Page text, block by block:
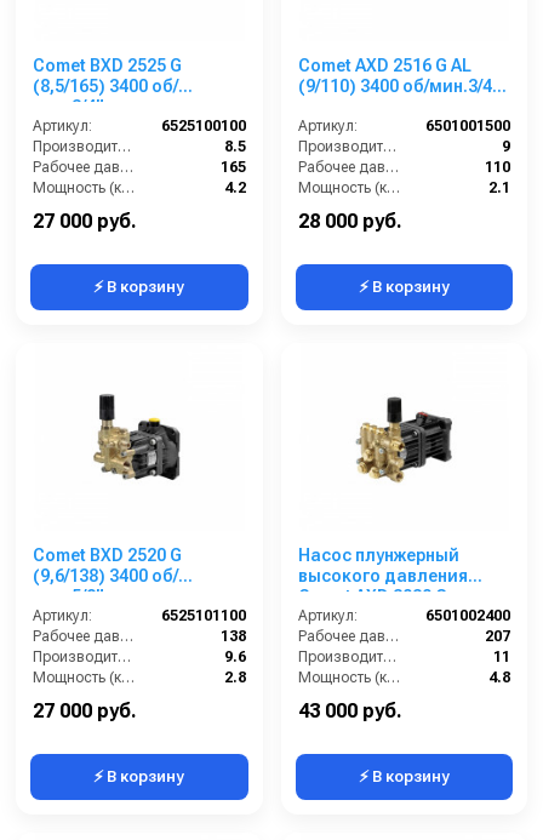
Comet BXD 2525 G
(8,5/165) 3400 об/
мин.3/4” п.в.
Артикул:
6525100100
Производительность (л/мин):
8.5
Рабочее давление (бар):
165
Мощность (кВт):
4.2
Обороты двигателя (об/мин):
27 000 руб.
⚡ В корзину
Comet AXD 2516 G AL
(9/110) 3400 об/мин.3/4”
Артикул:
6501001500
Производительность (л/мин):
9
Рабочее давление (бар):
110
Мощность (кВт):
2.1
Обороты двигателя (об/мин):
28 000 руб.
⚡ В корзину
Comet BXD 2520 G
(9,6/138) 3400 об/
мин.5/8” п.в.
Артикул:
6525101100
Рабочее давление (бар):
138
Производительность (л/мин):
9.6
Мощность (кВт):
2.8
Обороты двигателя (об/мин):
27 000 руб.
⚡ В корзину
Насос плунжерный
высокого давления
Comet AXD 3030 G
(11/207) 3400 об/мин. Ø
1”п.в.
Артикул:
6501002400
Рабочее давление (бар):
207
Производительность (л/мин):
11
Мощность (кВт):
4.8
Обороты двигателя (об/мин):
43 000 руб.
⚡ В корзину